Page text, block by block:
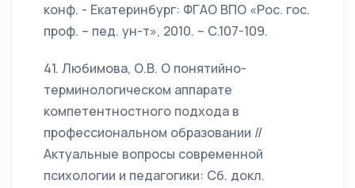
конф. - Екатеринбург: ФГАО ВПО «Рос. гос.
проф. – пед. ун-т», 2010. – С.107-109.
41. Любимова, О.В. О понятийно-
терминологическом аппарате
компетентностного подхода в
профессиональном образовании //
Актуальные вопросы современной
психологии и педагогики: Сб. докл.